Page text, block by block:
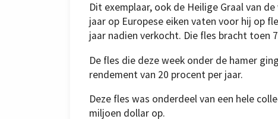
Dit exemplaar, ook de Heilige Graal van
jaar op Europese eiken vaten voor hij op
jaar nadien verkocht. Die fles bracht toen
De fles die deze week onder de hamer
rendement van 20 procent per jaar.
Deze fles was onderdeel van een hele
miljoen dollar op.